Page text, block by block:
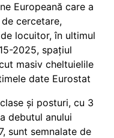
Europeană care a
cercetare,
locuitor, în ultimul
2025, spațiul
masiv cheltuielile
date Eurostat
și posturi, cu 3
debutul anului
sunt semnalate de